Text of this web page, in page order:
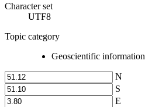
Character set
UTF8
Topic category
Geoscientific information
N
S
E